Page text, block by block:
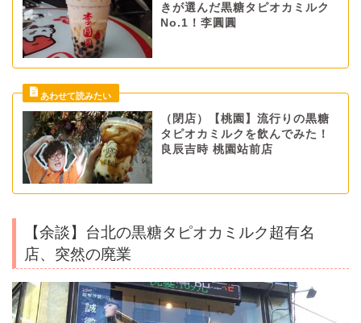
きが選んだ黒糖タピオカミルク
No.1！李圓圓
（閉店）【桃園】流行りの黒糖
タピオカミルクを飲んでみた！
良辰吉時 桃園站前店
【余談】台北の黒糖タピオカミルク超有名
店、突然の廃業